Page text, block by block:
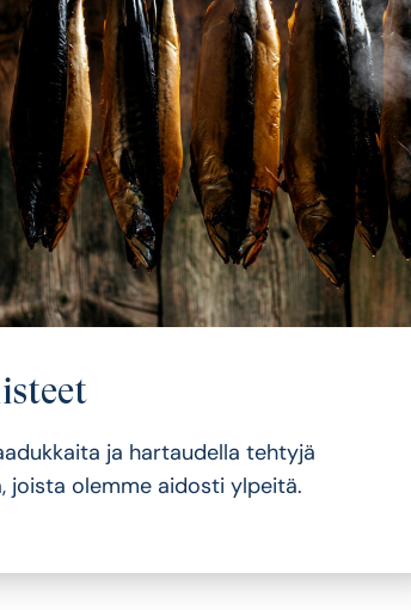
ja hartaudella tehtyjä
joista olemme aidosti ylpeitä.